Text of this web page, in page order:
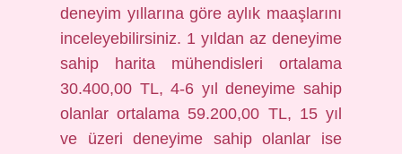
deneyim yıllarına göre aylık maaşlarını
inceleyebilirsiniz. 1 yıldan az deneyime
sahip harita mühendisleri ortalama
30.400,00 TL, 4-6 yıl deneyime sahip
olanlar ortalama 59.200,00 TL, 15 yıl
ve üzeri deneyime sahip olanlar ise